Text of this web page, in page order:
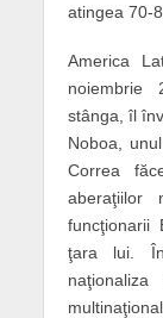
atingea 70-
America
noiembrie
stânga, îl
Noboa,
Correa
aberaţiilor
funcţionarii
ţara lui. În